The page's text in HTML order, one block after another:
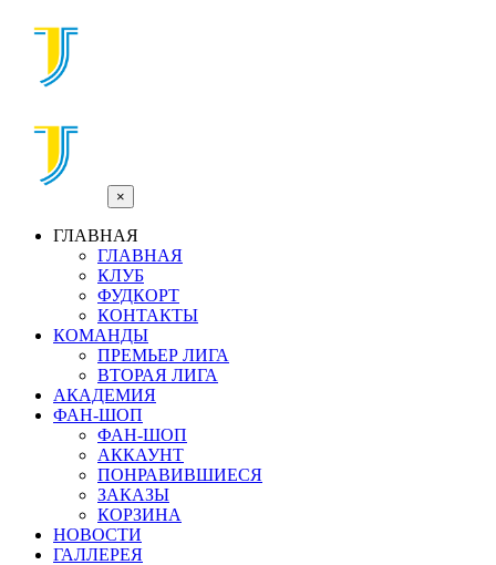
×
ГЛАВНАЯ
ГЛАВНАЯ
КЛУБ
ФУДКОРТ
КОНТАКТЫ
КОМАНДЫ
ПРЕМЬЕР ЛИГА
ВТОРАЯ ЛИГА
АКАДЕМИЯ
ФАН-ШОП
ФАН-ШОП
АККАУНТ
ПОНРАВИВШИЕСЯ
ЗАКАЗЫ
КОРЗИНА
НОВОСТИ
ГАЛЛЕРЕЯ